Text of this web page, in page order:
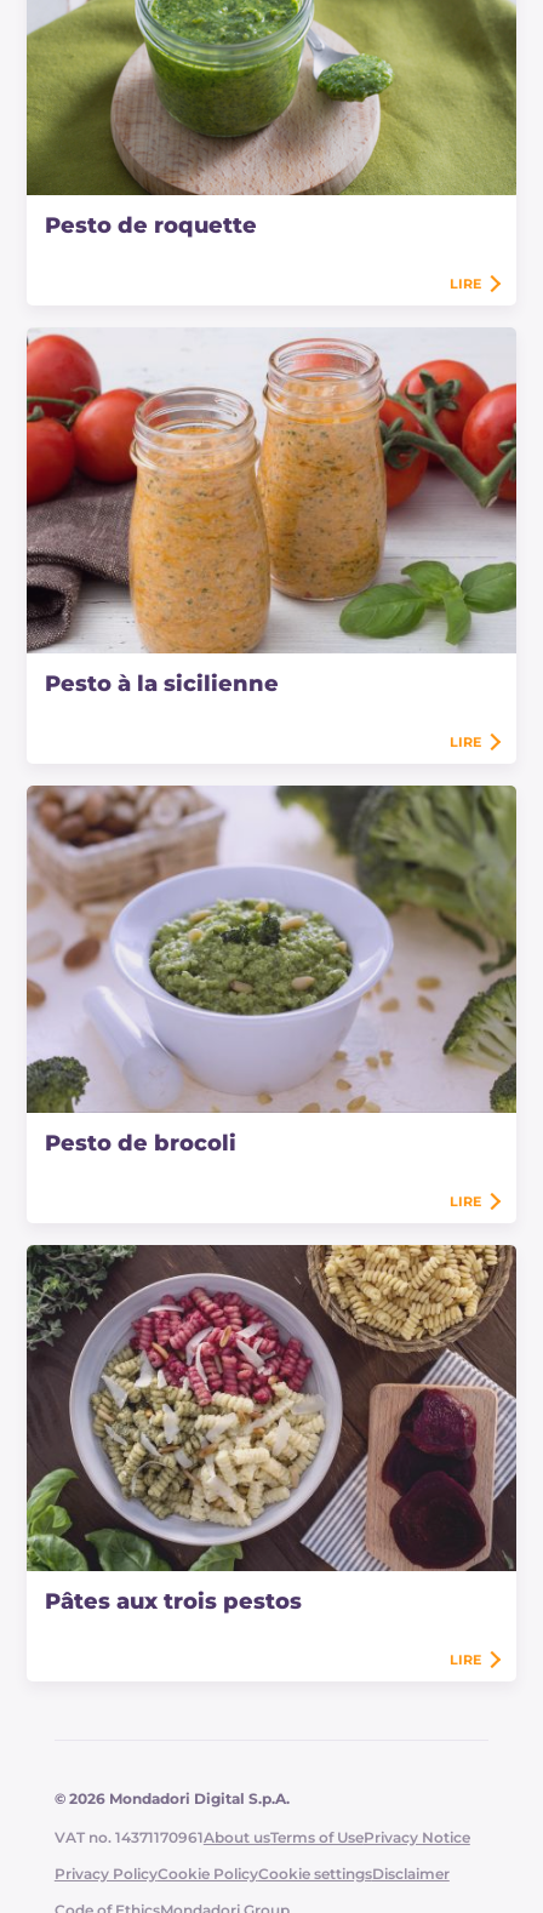
Pesto de roquette
LIRE
Pesto à la sicilienne
LIRE
Pesto de brocoli
LIRE
Pâtes aux trois pestos
LIRE
© 2026 Mondadori Digital S.p.A.
VAT no. 14371170961About usTerms of UsePrivacy Notice
Privacy PolicyCookie PolicyCookie settingsDisclaimer